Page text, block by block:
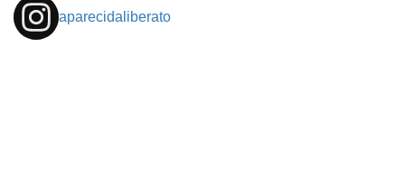
aparecidaliberato